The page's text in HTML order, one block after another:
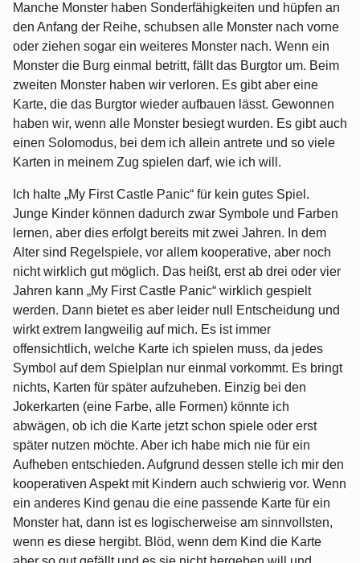
Manche Monster haben Sonderfähigkeiten und hüpfen an
den Anfang der Reihe, schubsen alle Monster nach vorne
oder ziehen sogar ein weiteres Monster nach. Wenn ein
Monster die Burg einmal betritt, fällt das Burgtor um. Beim
zweiten Monster haben wir verloren. Es gibt aber eine
Karte, die das Burgtor wieder aufbauen lässt. Gewonnen
haben wir, wenn alle Monster besiegt wurden. Es gibt auch
einen Solomodus, bei dem ich allein antrete und so viele
Karten in meinem Zug spielen darf, wie ich will.
Ich halte „My First Castle Panic“ für kein gutes Spiel.
Junge Kinder können dadurch zwar Symbole und Farben
lernen, aber dies erfolgt bereits mit zwei Jahren. In dem
Alter sind Regelspiele, vor allem kooperative, aber noch
nicht wirklich gut möglich. Das heißt, erst ab drei oder vier
Jahren kann „My First Castle Panic“ wirklich gespielt
werden. Dann bietet es aber leider null Entscheidung und
wirkt extrem langweilig auf mich. Es ist immer
offensichtlich, welche Karte ich spielen muss, da jedes
Symbol auf dem Spielplan nur einmal vorkommt. Es bringt
nichts, Karten für später aufzuheben. Einzig bei den
Jokerkarten (eine Farbe, alle Formen) könnte ich
abwägen, ob ich die Karte jetzt schon spiele oder erst
später nutzen möchte. Aber ich habe mich nie für ein
Aufheben entschieden. Aufgrund dessen stelle ich mir den
kooperativen Aspekt mit Kindern auch schwierig vor. Wenn
ein anderes Kind genau die eine passende Karte für ein
Monster hat, dann ist es logischerweise am sinnvollsten,
wenn es diese hergibt. Blöd, wenn dem Kind die Karte